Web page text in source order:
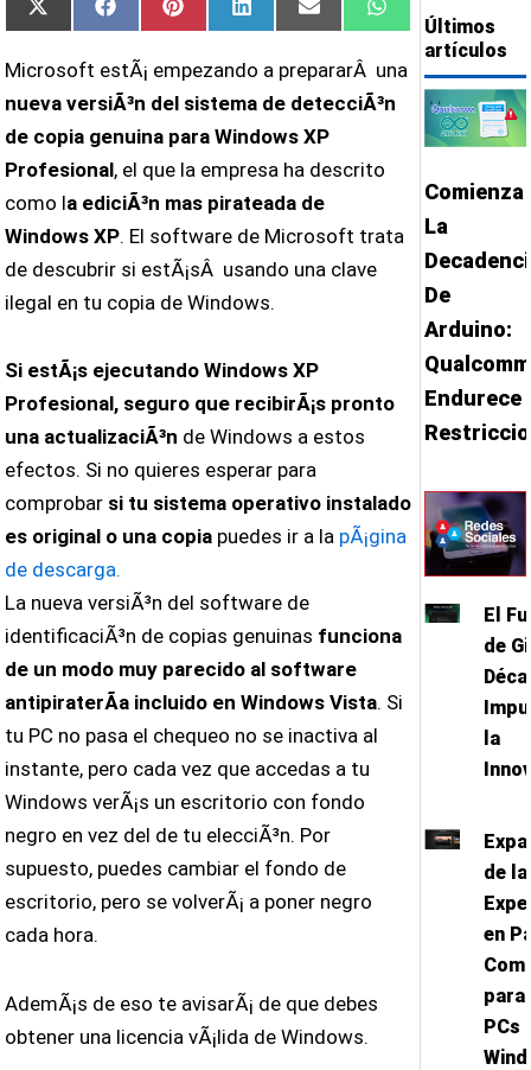
Compartir
en
X
(Twitter)
Compartir
en
FacebookCompartir
en
PinterestCompartir
en
LinkedInCompartir
en
Email
Compartir
en
WhatsApp
Microsoft estÃ¡ empezando a prepararÂ una
nueva versiÃ³n del sistema de detecciÃ³n
de copia genuina para Windows XP
Profesional, el que la empresa ha descrito
como la ediciÃ³n mas pirateada de
Windows XP. El software de Microsoft trata
de descubrir si estÃ¡sÂ usando una clave
ilegal en tu copia de Windows.
Si estÃ¡s ejecutando Windows XP
Profesional, seguro que recibirÃ¡s pronto
una actualizaciÃ³n de Windows a estos
efectos. Si no quieres esperar para
comprobar si tu sistema operativo instalado
es original o una copiapuedes ir a la pÃ¡gina
de descarga.
La nueva versiÃ³n del software de
identificaciÃ³n de copias genuinas funciona
de un modo muy parecido al software
antipiraterÃ­a incluido en Windows Vista. Si
tu PC no pasa el chequeo no se inactiva al
instante, pero cada vez que accedas a tu
Windows verÃ¡s un escritorio con fondo
negro en vez del de tu elecciÃ³n. Por
supuesto, puedes cambiar el fondo de
escritorio, pero se volverÃ¡ a poner negro
cada hora.
AdemÃ¡s de eso te avisarÃ¡ de que debes
obtener una licencia vÃ¡lida de Windows.
Últimos
artículos
Comienza
La
De
Arduino:
Qualcomm
Endurece
El
de
la
de la
en
para
PCs